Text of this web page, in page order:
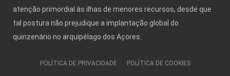
atenção primordial às ilhas de menores recursos, desde que
tal postura não prejudique a implantação global do
quinzenário no arquipélago dos Açores.
POLÍTICA DE PRIVACIDADE POLÍTICA DE COOKIES